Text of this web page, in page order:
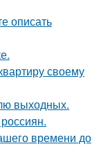
описать
своему
выходных.
времени до